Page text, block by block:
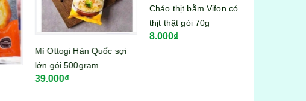
Mì Ottogi Hàn Quốc sợi
lớn gói 500gram
39.000₫
Cháo thịt bằm Vifon có
thịt thật gói 70g
8.000₫